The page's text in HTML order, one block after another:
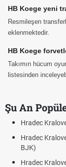
HB Koege yeni
Resmileşen
eklenmektedir.
HB Koege
Takımın hücum
listesinden
Şu An
Kralove
Kralove
Kralove